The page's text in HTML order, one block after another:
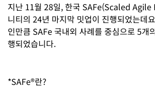
지난 11월 28일, 한국 SAFe(Scaled
니티의 24년 마지막 밋업이 진행되었는데
인만큼 SAFe 국내외 사례를 중심으로 5개
행되었습니다.
*SAFe®란?